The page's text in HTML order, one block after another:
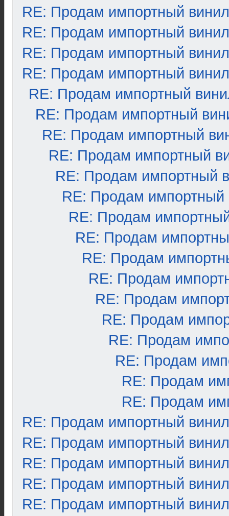
RE: Продам импортный винил
RE: Продам импортный винил
RE: Продам импортный винил
RE: Продам импортный винил
RE: Продам импортный
RE: Продам импортный
RE: Продам импортный
RE: Продам импортный
RE: Продам импортный
RE: Продам импортный
RE: Продам
RE: Продам
RE: Продам
RE: Продам
RE: Продам
RE: Продам
RE: Продам
RE: Продам
RE: Продам
RE: Продам
RE: Продам импортный винил
RE: Продам импортный винил
RE: Продам импортный винил
RE: Продам импортный винил
RE: Продам импортный винил